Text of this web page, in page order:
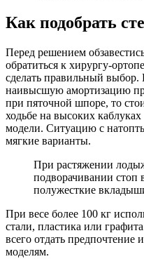
Как подобрать
Перед решением
обратиться к хирургу-
сделать правильный выбор.
наивысшую амортизацию
при пяточной шпоре, то
ходьбе на высоких
модели. Ситуацию с
мягкие варианты.
При растяжении
подворачивании стоп
полужесткие
При весе более 100 кг
стали, пластика или
всего отдать
моделям.